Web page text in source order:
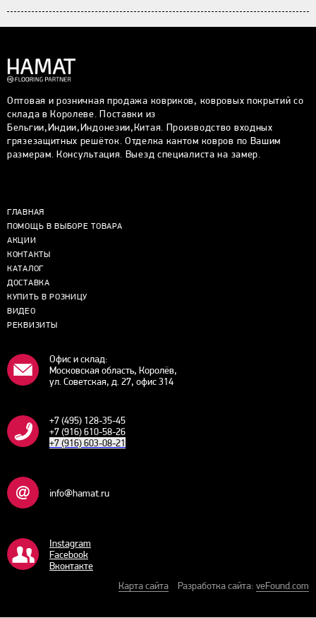
Оптовая и розничная продажа ковриков, ковровых покрытий со
склада в Королеве. Поставки из
Бельгии,Индии,Индонезии,Китая. Производство входных
грязезащитных решёток. Отделка кантом ковров по Вашим
размерам. Консультация. Выезд специалиста на замер.
ГЛАВНАЯ
ПОМОЩЬ В ВЫБОРЕ ТОВАРА
АКЦИИ
КОНТАКТЫ
КАТАЛОГ
ДОСТАВКА
КУПИТЬ В РОЗНИЦУ
ВИДЕО
РЕКВИЗИТЫ
Офис и склад:
Московская область, Королёв,
ул. Советская, д. 27, офис 314
+7 (495) 128-35-45
+7 (916) 610-58-26
+7 (916) 603-08-21
info@hamat.ru
Instagram
Facebook
Bконтакте
Карта сайта
Разработка сайта: veFound.com